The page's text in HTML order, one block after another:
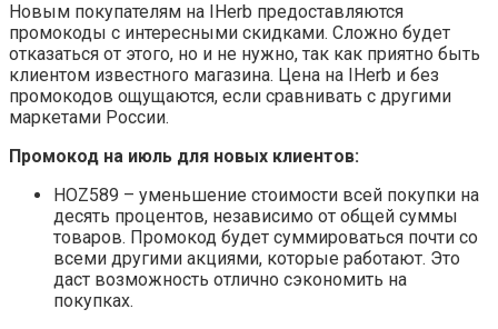
Новым покупателям на IHerb предоставляются
промокоды с интересными скидками. Сложно будет
отказаться от этого, но и не нужно, так как приятно быть
клиентом известного магазина. Цена на IHerb и без
промокодов ощущаются, если сравнивать с другими
маркетами России.
Промокод на июль для новых клиентов:
НОZ589 – уменьшение стоимости всей покупки на
десять процентов, независимо от общей суммы
товаров. Промокод будет суммироваться почти со
всеми другими акциями, которые работают. Это
даст возможность отлично сэкономить на
покупках.